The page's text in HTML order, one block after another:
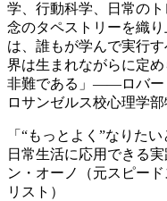
学、行動科学、日常の
念のタペストリーを織
は、誰もが学んで実行
界は生まれながらに定
非難である」――ロバー
ロサンゼルス校心理学部
「“もっとよく”なりた
日常生活に応用できる
ン・オーノ（元スピー
リスト）